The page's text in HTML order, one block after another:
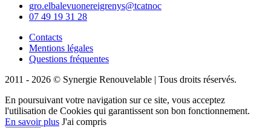
gro.elbalevuonereigrenys@tcatnoc
07 49 19 31 28
Contacts
Mentions légales
Questions fréquentes
2011 - 2026 © Synergie Renouvelable | Tous droits réservés.
En poursuivant votre navigation sur ce site, vous acceptez
l'utilisation de Cookies qui garantissent son bon fonctionnement.
En savoir plus J'ai compris